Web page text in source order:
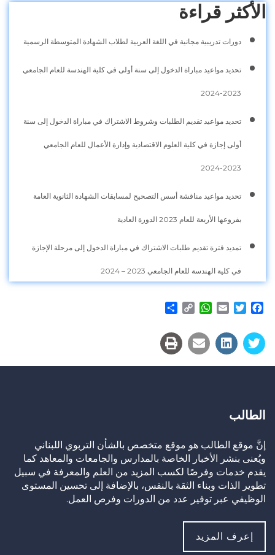
الأكثر قراءة
دورات تدريبية مجانية في اللغة العربية لطلاب الشهادة المتوسطة الرسمية
تحديد مواعيد مباراة الدخول إلى سنة أولى في كلية الهندسة للعام الجامعي
2023-2024
تحديد مواعيد تقديم الطلبات وشروط الاشتراك في مباراة الدخول إلى سنة
أولى إجازة في كلية العلوم الاقتصادية وإدارة الأعمال للعام الجامعي
2023-2024
تحديد مواعيد مناقشة أسس التصحيح لمسابقات الشهادة الثانوية العامة
بفروعها الأربعة للعام 2023 الدورة العادية
تمديد فترة تقديم طلبات الاشتراك في مباراة الدخول إلى مرحلة الإجازة
في كلية الهندسة للعام الجامعي 2023 – 2024
Facebook
Twitter
Email
WhatsApp
Copy
الطالب
إنَّ موقع الطالب هو موقع متخصص بالشأن التربوي اللبناني
ويُعنى بنشر الأخبار الخاصة بالمدارس والجامعات والمعاهد كما
يقدم خدمات وفرصًا لكسب المزيد من العلم والمعرفة في سبيل
تطوير الذات وبناء الثقة بالنفس، بالإضافة إلى تحسين المستوى
الوظيفي عبر توفير عدد من الدورات وفرص العمل.
إعرف المزيد